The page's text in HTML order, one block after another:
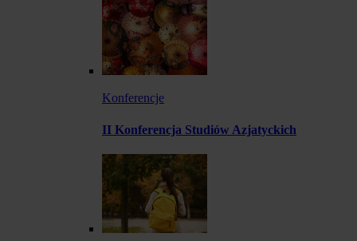
Konferencje
II Konferencja Studiów Azjatyckich